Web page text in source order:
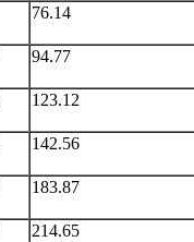
76.14
94.77
123.12
142.56
183.87
214.65